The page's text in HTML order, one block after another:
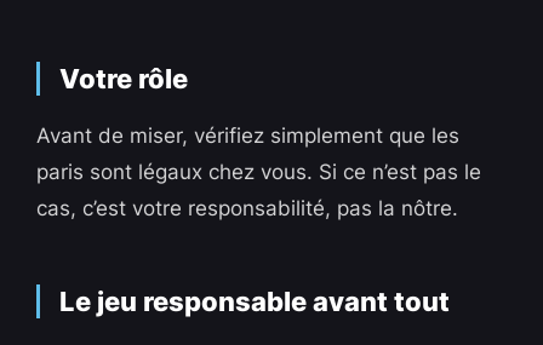
Votre rôle
Avant de miser, vérifiez simplement que les
paris sont légaux chez vous. Si ce n’est pas le
cas, c’est votre responsabilité, pas la nôtre.
Le jeu responsable avant tout